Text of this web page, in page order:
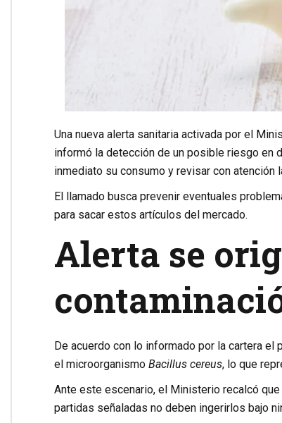
Una nueva alerta sanitaria activada por el
informó la detección de un posible riesgo en
inmediato su consumo y revisar con atención
El llamado busca prevenir eventuales
para sacar estos artículos del mercado.
Alerta se
De acuerdo con lo informado por la cartera el
el microorganismo Bacillus cereus, lo que
Ante este escenario, el Ministerio recalcó
partidas señaladas no deben ingerirlos bajo